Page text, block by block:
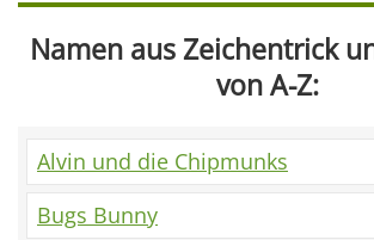
Namen aus Zeichentrick
von A-Z:
Alvin und die Chipmunks
Bugs Bunny